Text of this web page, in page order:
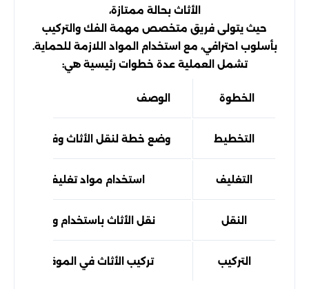
الأثاث بحالة ممتازة،
حيث يتولى فريق متخصص مهمة الفك والتركيب
بأسلوب احترافي، مع استخدام المواد اللازمة للحماية.
تشمل العملية عدة خطوات رئيسية هي:
الخطوة الوصف
التخطيط وضع خطة لنقل الأثاث وفق جدول
التغليف استخدام مواد تغليف لحماية
النقل نقل الأثاث باستخدام وسائل نقل
التركيب تركيب الأثاث في الموقع الجديد